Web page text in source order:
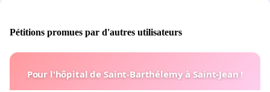
Pétitions promues par d'autres utilisateurs
Pour l'hôpital de Saint-Barthélemy à Saint-Jean !